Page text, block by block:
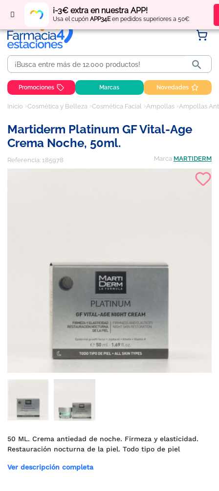
¡-3€ extra en nuestra APP!
Usa el cupón APP34Een pedidos superiores a 50€
Regístratey obtén puntos por tus compras

Promociones Marcas Novedades
Inicio Cosmética y Belleza Cosmética Facial Ampollas Ampollas
Martiderm Platinum GF Vital-Age
Crema Noche, 50ml.
Referencia: 185978 Marca MARTIDERM
50 ML. Crema antiedad de noche. Firmeza y elasticidad.
Restauración nocturna de la piel. Todo tipo de piel
Ver descripción completa